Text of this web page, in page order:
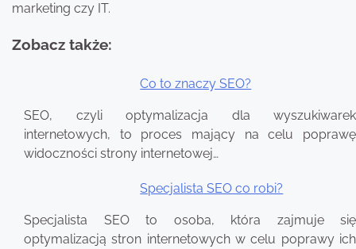
marketing czy IT.
Zobacz także:
Co to znaczy SEO?
SEO, czyli optymalizacja dla wyszukiwarek
internetowych, to proces mający na celu poprawę
widoczności strony internetowej…
Specjalista SEO co robi?
Specjalista SEO to osoba, która zajmuje się
optymalizacją stron internetowych w celu poprawy ich
Nawigacja
wpisu